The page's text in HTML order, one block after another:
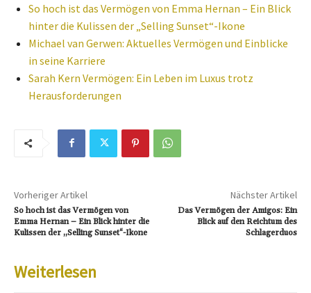
So hoch ist das Vermögen von Emma Hernan – Ein Blick
hinter die Kulissen der „Selling Sunset“-Ikone
Michael van Gerwen: Aktuelles Vermögen und Einblicke
in seine Karriere
Sarah Kern Vermögen: Ein Leben im Luxus trotz
Herausforderungen
Vorheriger Artikel
So hoch ist das Vermögen von
Emma Hernan – Ein Blick hinter die
Kulissen der „Selling Sunset“-Ikone
Nächster Artikel
Das Vermögen der Amigos: Ein
Blick auf den Reichtum des
Schlagerduos
Weiterlesen